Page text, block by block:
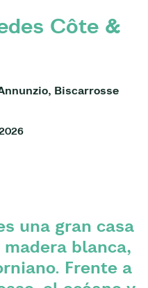
Côte &
Biscarrosse
una gran casa
blanca,
Frente a